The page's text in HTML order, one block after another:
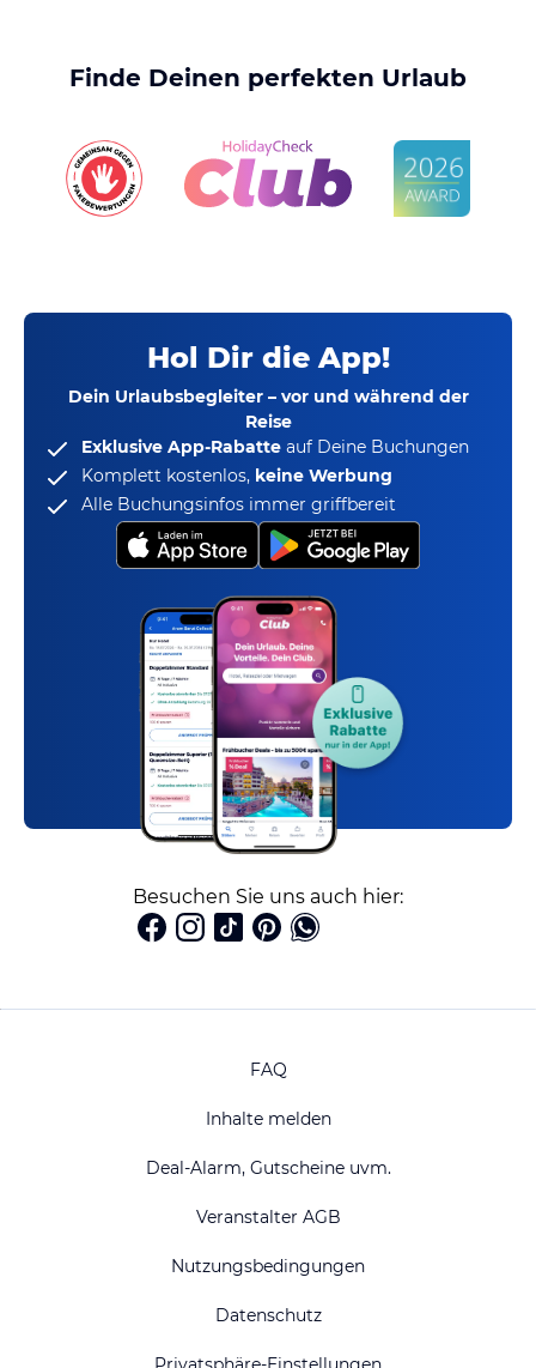
Finde Deinen perfekten Urlaub
Hol Dir die App!
Dein Urlaubsbegleiter – vor und während der
Reise
Exklusive App-Rabatte auf Deine Buchungen
Komplett kostenlos, keine Werbung
Alle Buchungsinfos immer griffbereit
Besuchen Sie uns auch hier:
FAQ
Inhalte melden
Deal-Alarm, Gutscheine uvm.
Veranstalter AGB
Nutzungsbedingungen
Datenschutz